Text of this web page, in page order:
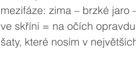
mezifáze: zima – brzké jaro
ve skříni = na očích
šaty, které nosím v